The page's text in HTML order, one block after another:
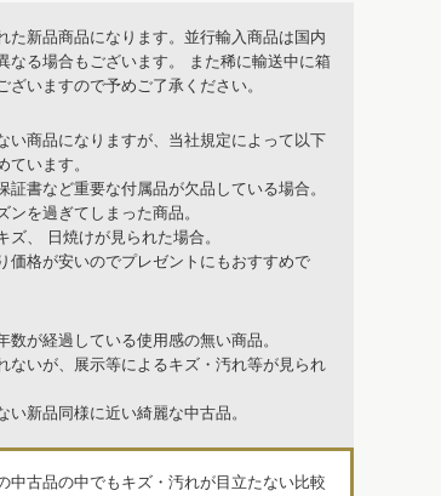
た新品商品になります。並行輸入商品は国内
なる場合もございます。 また稀に輸送中に箱
ざいますので予めご了承ください。
い商品になりますが、当社規定によって以下
ています。
証書など重要な付属品が欠品している場合。
ンを過ぎてしまった商品。
ズ、 日焼けが見られた場合。
価格が安いのでプレゼントにもおすすめで
数が経過している使用感の無い商品。
ないが、展示等によるキズ・汚れ等が見られ
い新品同様に近い綺麗な中古品。
中古品の中でもキズ・汚れが目立たない比較